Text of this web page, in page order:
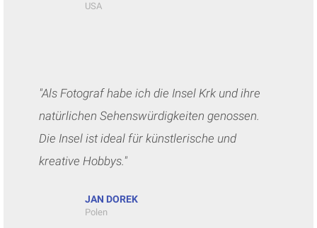
USA
"Als Fotograf habe ich die Insel Krk und ihre
natürlichen Sehenswürdigkeiten genossen.
Die Insel ist ideal für künstlerische und
kreative Hobbys."
JAN DOREK
Polen